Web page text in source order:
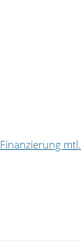
Finanzierung mtl.